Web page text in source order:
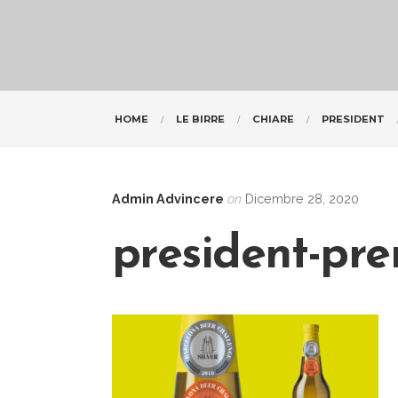
HOME LE BIRRE CHIARE PRESIDENT
Admin Advincere on Dicembre 28, 2020
president-